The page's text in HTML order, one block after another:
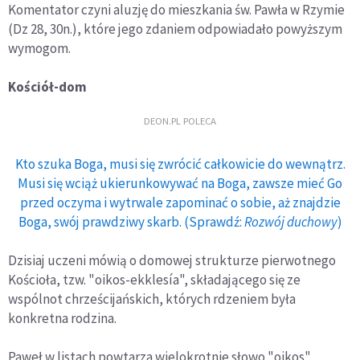
Komentator czyni aluzję do mieszkania św. Pawła w Rzymie
(Dz 28, 30n.), które jego zdaniem odpowiadało powyższym
wymogom.
Kościół-dom
DEON.PL POLECA
Kto szuka Boga, musi się zwrócić całkowicie do wewnątrz.
Musi się wciąż ukierunkowywać na Boga, zawsze mieć Go
przed oczyma i wytrwale zapominać o sobie, aż znajdzie
Boga, swój prawdziwy skarb. (Sprawdź:Rozwój duchowy)
Dzisiaj uczeni mówią o domowej strukturze pierwotnego
Kościoła, tzw. "oikos-ekklesía", składającego się ze
wspólnot chrześcijańskich, których rdzeniem była
konkretna rodzina.
Paweł w listach powtarza wielokrotnie słowo "oikos"